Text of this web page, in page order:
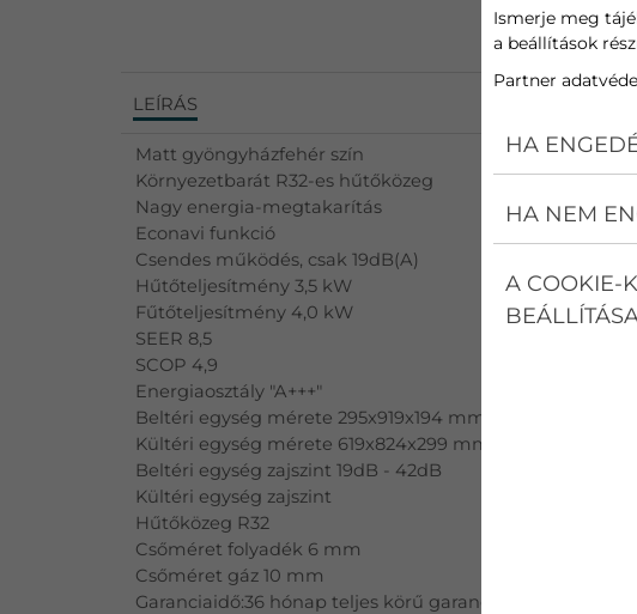
LEÍRÁS
Matt gyöngyházfehér szín
Környezetbarát R32-es hűtőközeg
Nagy energia-megtakarítás
Econavi funkció
Csendes működés, csak 19dB(A)
Hűtőteljesítmény 3,5 kW
Fűtőteljesítmény 4,0 kW
SEER 8,5
SCOP 4,9
Energiaosztály "A+++"
Beltéri egység mérete 295x919x194 mm
Kültéri egység mérete 619x824x299 mm
Beltéri egység zajszint 19dB - 42dB
Kültéri egység zajszint
Hűtőközeg R32
Csőméret folyadék 6 mm
Csőméret gáz 10 mm
Garanciaidő:36 hónap teljes körű garancia + a
Ismerje meg
a beállítások
Partner
HA
HA NEM
A COOKIE-